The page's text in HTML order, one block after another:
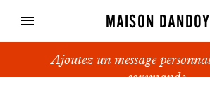
MAISON DANDOY
Speculoos
Ajoutez un message
commande.